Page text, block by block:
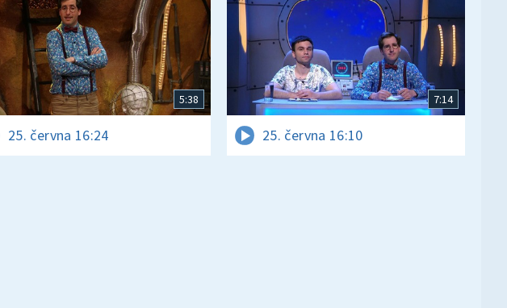
5:38
25. června 16:24
7:14
25. června 16:10